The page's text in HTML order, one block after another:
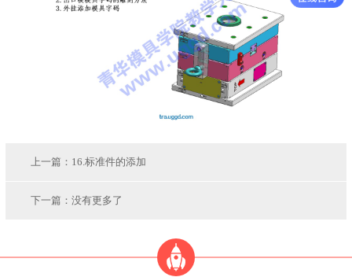
上一篇： 16.标准件的添加
下一篇： 没有更多了